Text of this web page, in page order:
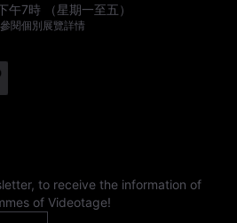
午7時 （星期一至五）
閱個別展覽詳情
to receive the information of
of Videotage!